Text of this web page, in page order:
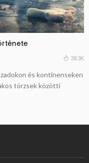
38.3K
és kontinenseken
törzsek közötti